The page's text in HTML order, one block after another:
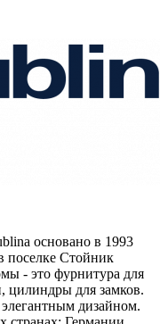
основано в 1993
поселке Стойник
- это фурнитура для
цилиндры для замков.
дизайном.